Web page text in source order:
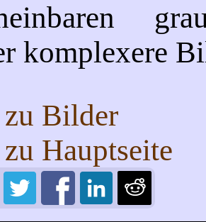
komplexere
Bilder
Hauptseite